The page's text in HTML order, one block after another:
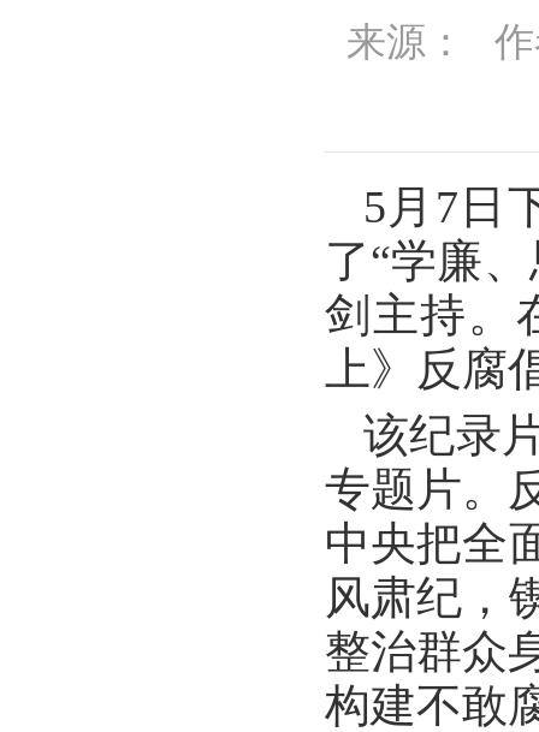
来源：
5月7日
了“学廉
剑主持。
上》反腐
该纪录
专题片。
中央把全
风肃纪，
整治群众
构建不敢